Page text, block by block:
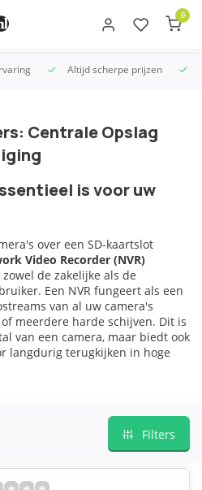
0
Altijd scherpe prijzen
Centrale Opslag
is voor uw
over een SD-kaartslot
Video Recorder (NVR)
de zakelijke als de
Een NVR fungeert als een
van al uw camera's
meerdere harde schijven. Dit is
van een camera, maar biedt ook
langdurig terugkijken in hoge
Filters